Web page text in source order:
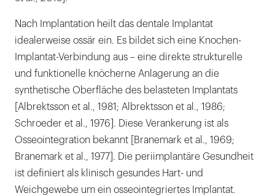
Nach Implantation heilt das dentale Implantat
idealerweise ossär ein. Es bildet sich eine Knochen-
Implantat-Verbindung aus – eine direkte strukturelle
und funktionelle knöcherne Anlagerung an die
synthetische Oberfläche des belasteten Implantats
[Albrektsson et al., 1981; Albrektsson et al., 1986;
Schroeder et al., 1976]. Diese Verankerung ist als
Osseointegration bekannt [Branemark et al., 1969;
Branemark et al., 1977]. Die periimplantäre Gesundheit
ist definiert als klinisch gesundes Hart- und
Weichgewebe um ein osseointegriertes Implantat.